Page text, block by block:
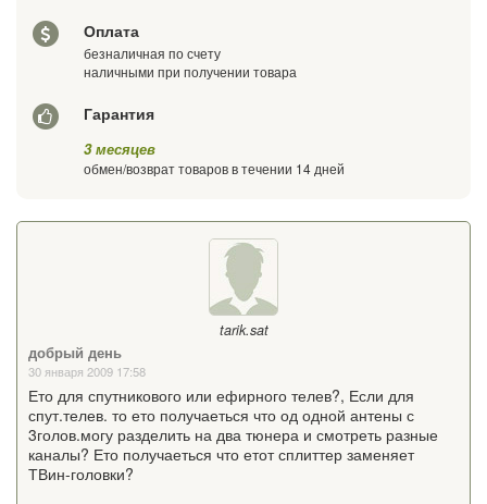
Оплата
безналичная по счету
наличными при получении товара
Гарантия
3 месяцев
обмен/возврат товаров в течении 14 дней
tarik.sat
добрый день
30 января 2009 17:58
Ето для спутникового или ефирного телев?, Если для
спут.телев. то ето получаеться что од одной антены с
3голов.могу разделить на два тюнера и смотреть разные
каналы? Ето получаеться что етот сплиттер заменяет
ТВин-головки?